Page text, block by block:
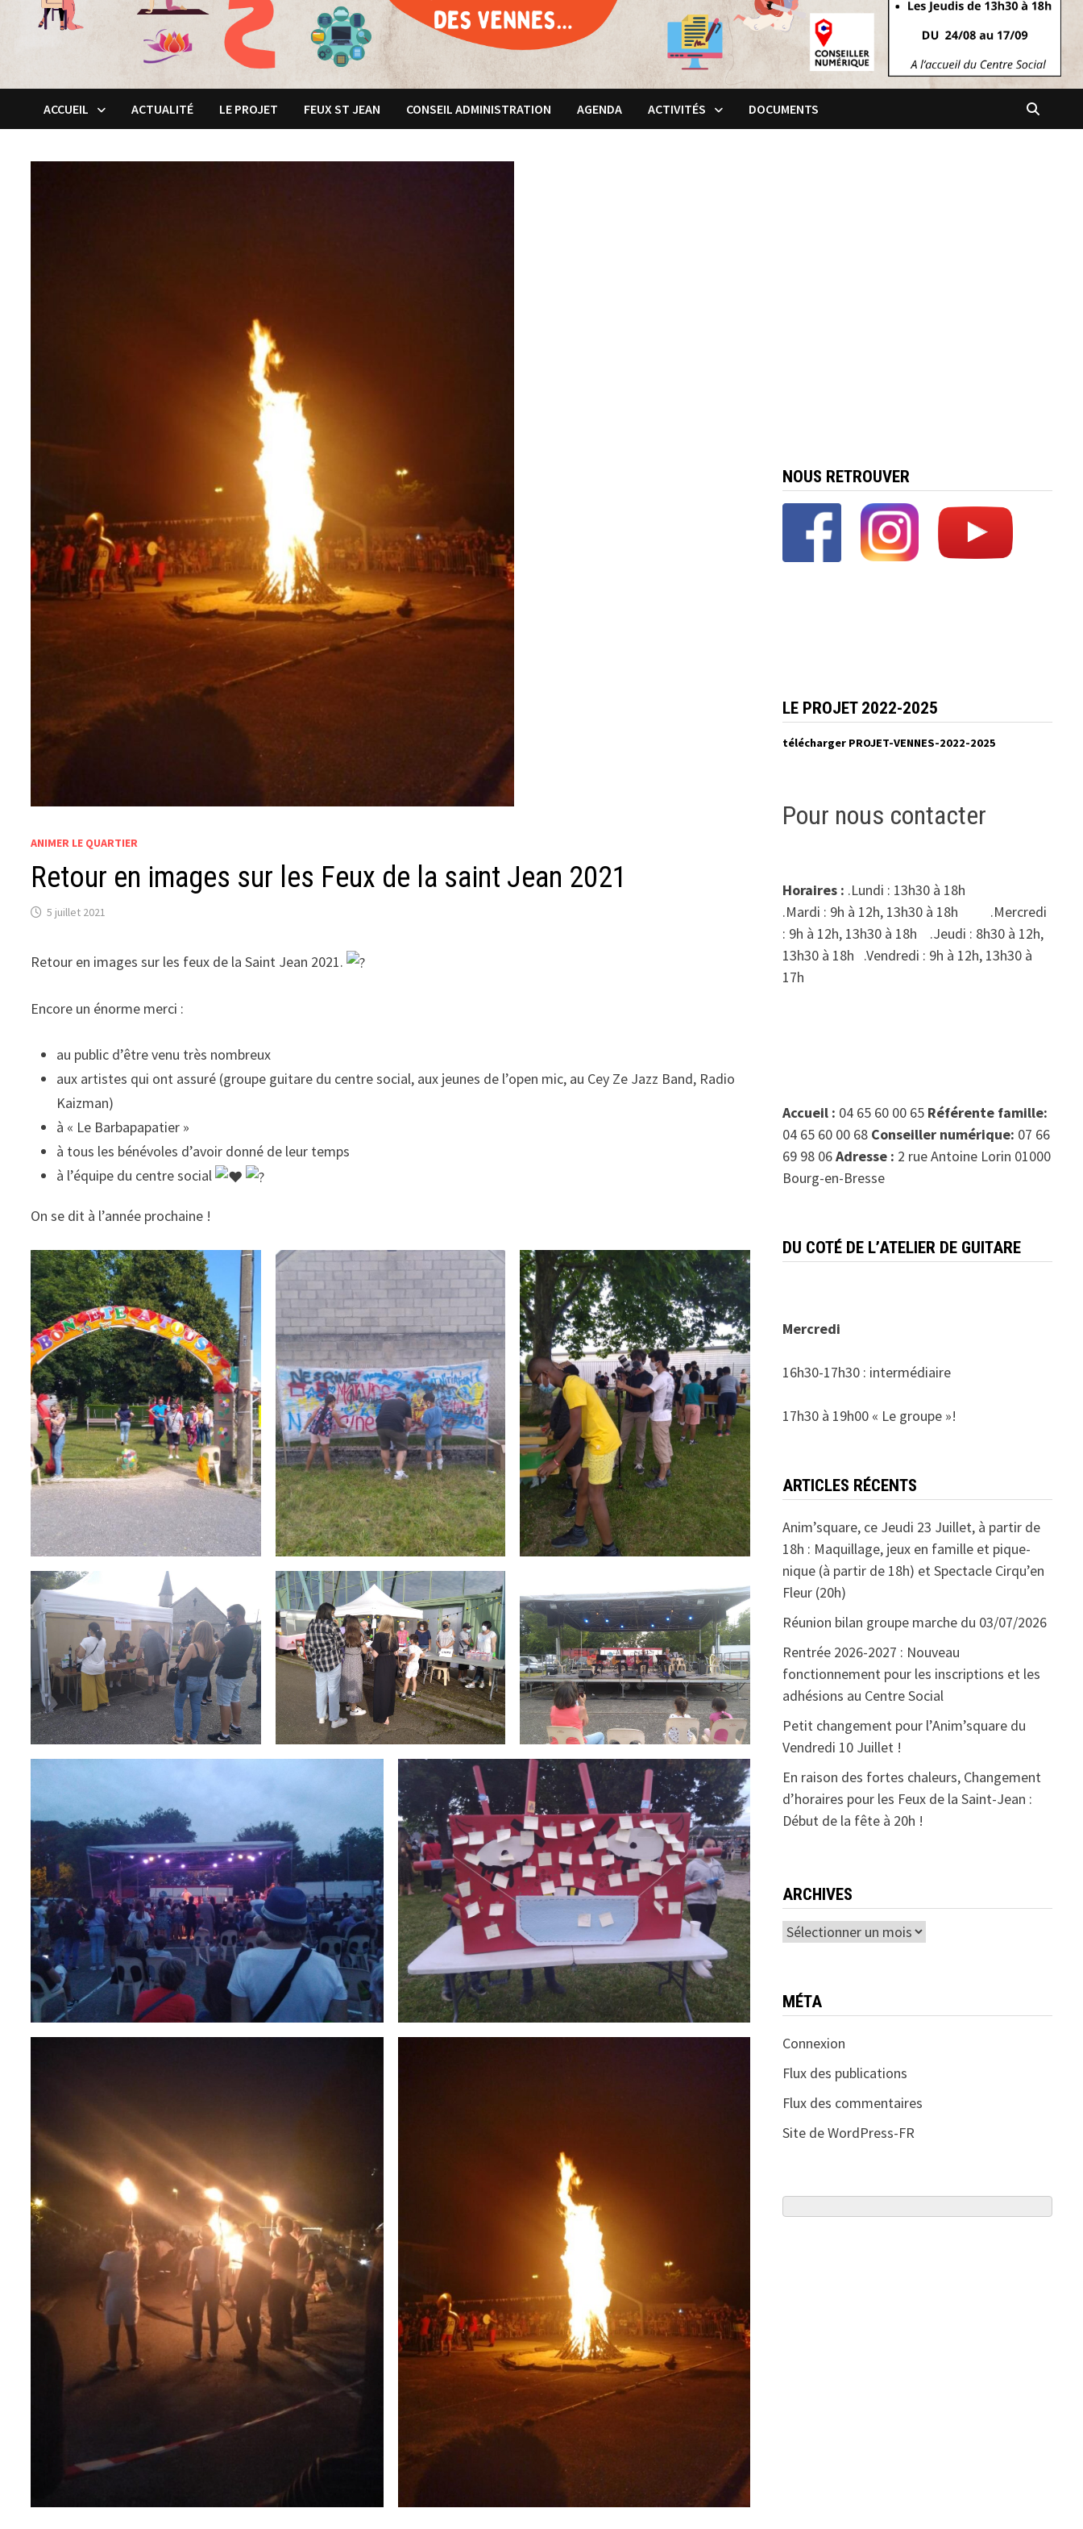
ACCUEIL ACTUALITÉ LE PROJET FEUX ST JEAN CONSEIL ADMINISTRATION AGENDA ACTIVITÉS DOCUMENTS
ANIMER LE QUARTIER
Retour en images sur les Feux de la saint Jean 2021
5 juillet 2021
Retour en images sur les feux de la Saint Jean 2021.
Encore un énorme merci :
au public d’être venu très nombreux
aux artistes qui ont assuré (groupe guitare du centre social, aux jeunes de l’open mic, au Cey Ze Jazz Band, Radio
Kaizman)
à « Le Barbapapatier »
à tous les bénévoles d’avoir donné de leur temps
à l’équipe du centre social
On se dit à l’année prochaine !
NOUS RETROUVER
LE PROJET 2022-2025
télécharger PROJET-VENNES-2022-2025
Pour nous contacter
Horaires : .Lundi : 13h30 à 18h
.Mardi : 9h à 12h, 13h30 à 18h .Mercredi
: 9h à 12h, 13h30 à 18h .Jeudi : 8h30 à 12h,
13h30 à 18h .Vendredi : 9h à 12h, 13h30 à
17h
Accueil : 04 65 60 00 65 Référente famille:
04 65 60 00 68 Conseiller numérique: 07 66
69 98 06Adresse : 2 rue Antoine Lorin 01000
Bourg-en-Bresse
DU COTÉ DE L’ATELIER DE GUITARE
Mercredi
16h30-17h30 : intermédiaire
17h30 à 19h00 « Le groupe »!
ARTICLES RÉCENTS
Anim’square, ce Jeudi 23 Juillet, à partir de
18h : Maquillage, jeux en famille et pique-
nique (à partir de 18h) et Spectacle Cirqu’en
Fleur (20h)
Réunion bilan groupe marche du 03/07/2026
Rentrée 2026-2027 : Nouveau
fonctionnement pour les inscriptions et les
adhésions au Centre Social
Petit changement pour l’Anim’square du
Vendredi 10 Juillet !
En raison des fortes chaleurs, Changement
d’horaires pour les Feux de la Saint-Jean :
Début de la fête à 20h !
ARCHIVES
Archives
MÉTA
Connexion
Flux des publications
Flux des commentaires
Site de WordPress-FR